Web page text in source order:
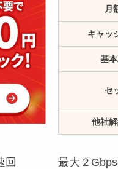
回
月
キャッ
基
セ
他社
最大２